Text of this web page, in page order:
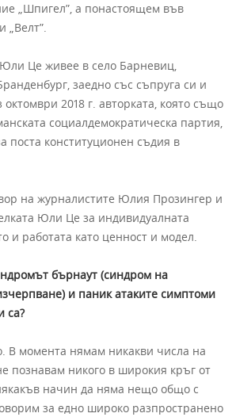
„Шпигел”, a понастоящем във
„Велт”.
Це живее в село Барневиц,
заедно със съпруга си и
2018 г. авторката, която също
социалдемократическа партия,
поста конституционен съдия в
на журналистите Юлия Прозингер и
Юли Це за индивидуалната
и работата като ценност и модел.
бърнаут (синдром на
и паник атаките симптоми
са?
В момента нямам никакви числа на
познавам никого в широкия кръг от
начин да няма нещо общо с
за едно широко разпространено